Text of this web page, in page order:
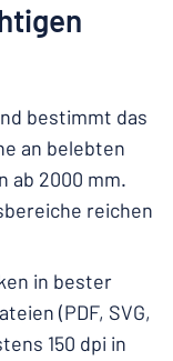
bestimmt das
an belebten
ab 2000 mm.
reichen
in bester
(PDF, SVG,
150 dpi in